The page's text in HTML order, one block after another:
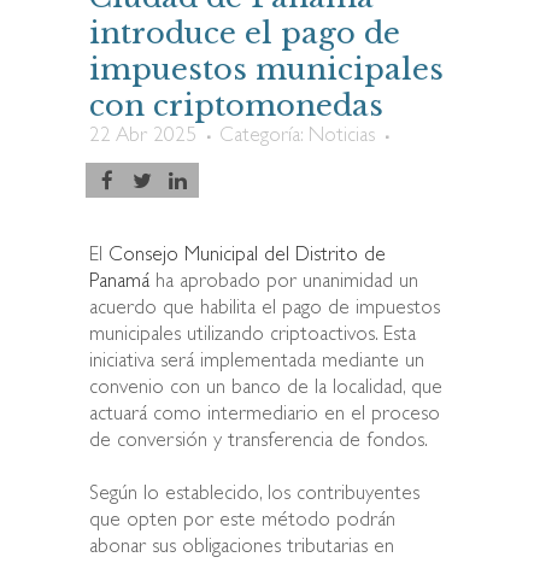
introduce el pago de
impuestos municipales
con criptomonedas
22 Abr 2025 Categoría: Noticias
El Consejo Municipal del Distrito de
Panamá ha aprobado por unanimidad un
acuerdo que habilita el pago de impuestos
municipales utilizando criptoactivos. Esta
iniciativa será implementada mediante un
convenio con un banco de la localidad, que
actuará como intermediario en el proceso
de conversión y transferencia de fondos.
Según lo establecido, los contribuyentes
que opten por este método podrán
abonar sus obligaciones tributarias en